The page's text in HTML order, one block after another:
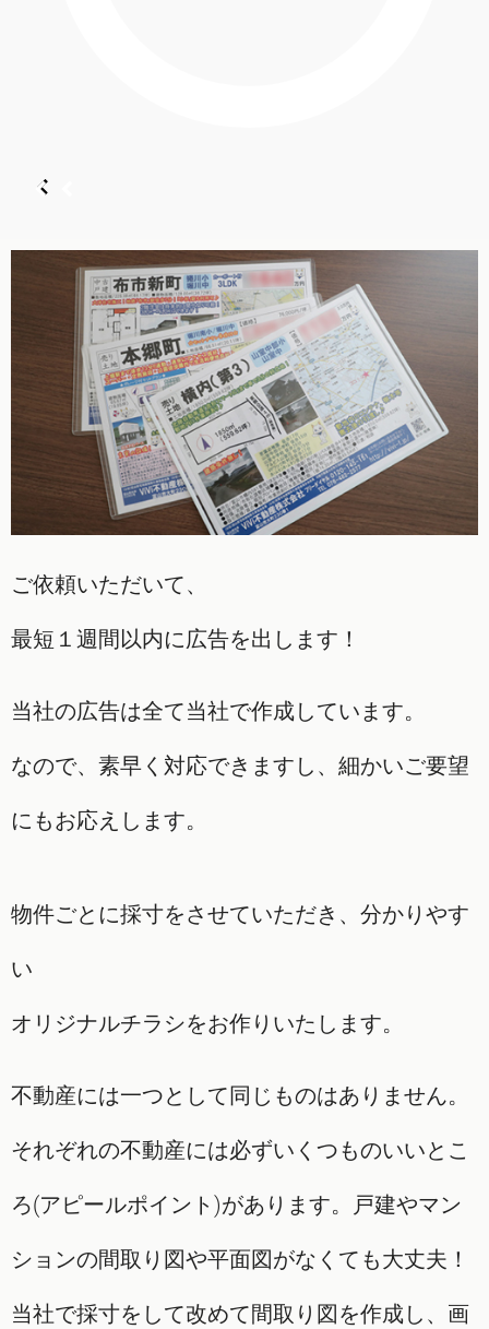
ご依頼いただいて、
最短１週間以内に広告を出します！
当社の広告は全て当社で作成しています。
なので、素早く対応できますし、細かいご要望
にもお応えします。
物件ごとに採寸をさせていただき、分かりやす
い
オリジナルチラシをお作りいたします。
不動産には一つとして同じものはありません。
それぞれの不動産には必ずいくつものいいとこ
ろ(アピールポイント)があります。戸建やマン
ションの間取り図や平面図がなくても大丈夫！
当社で採寸をして改めて間取り図を作成し、画